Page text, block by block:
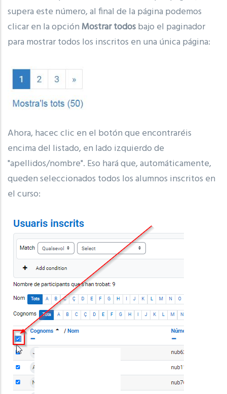
supera este número, al final de la página podemos
clicar en la opción Mostrar todosbajo el paginador
para mostrar todos los inscritos en una única página:
Ahora, hacec clic en el botón que encontraréis
encima del listado, en lado izquierdo de
"apellidos/nombre". Eso hará que, automáticamente,
queden seleccionados todos los alumnos inscritos en
el curso: